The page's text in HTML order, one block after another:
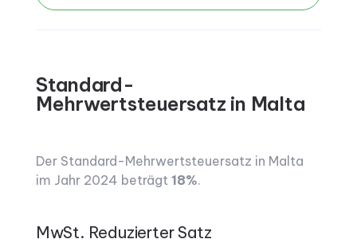
Standard-
Mehrwertsteuersatz in Malta
Der Standard-Mehrwertsteuersatz in Malta
im Jahr 2024 beträgt 18%.
MwSt. Reduzierter Satz